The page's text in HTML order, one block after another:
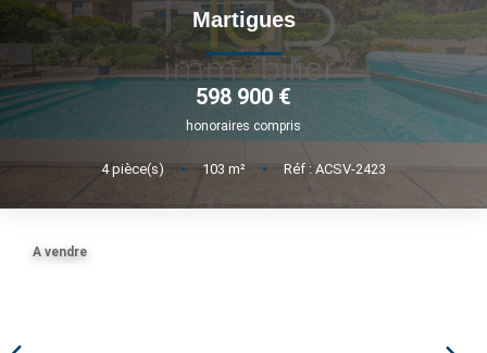
VENDRE
Tous Nos Biens Vendus
Nos Avis Clients Certifiés - Opinion System
ESTIMER / EXPERTISER
Martigues
598 900 €
honoraires compris
4pièce(s) • 103 m² • Réf : ACSV-2423
A vendre